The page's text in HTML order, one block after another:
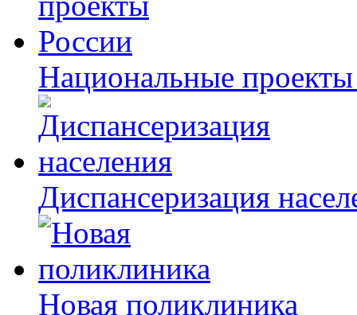
Национальные
Диспансеризация
Новая поликлиника